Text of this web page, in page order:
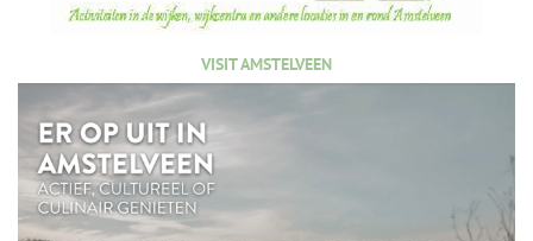
VISIT AMSTELVEEN